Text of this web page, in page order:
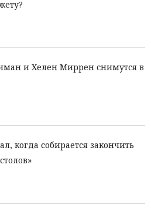
и Хелен Миррен снимутся в
когда собирается закончить